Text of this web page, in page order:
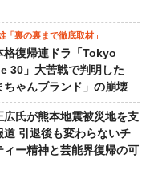
「裏の裏まで徹底取材」
格復帰連ドラ「Tokyo
30」大苦戦で判明した
ちゃんブランド」の崩壊
広氏が熊本地震被災地を支
道 引退後も変わらないチ
ィー精神と芸能界復帰の可